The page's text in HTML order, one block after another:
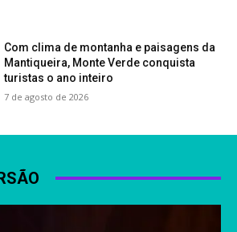
Com clima de montanha e paisagens da
Mantiqueira, Monte Verde conquista
turistas o ano inteiro
7 de agosto de 2026